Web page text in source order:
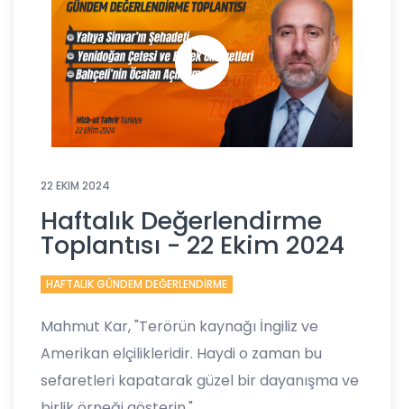
22 EKIM 2024
Haftalık Değerlendirme
Toplantısı - 22 Ekim 2024
HAFTALIK GÜNDEM DEĞERLENDİRME
Mahmut Kar, "Terörün kaynağı İngiliz ve
Amerikan elçilikleridir. Haydi o zaman bu
sefaretleri kapatarak güzel bir dayanışma ve